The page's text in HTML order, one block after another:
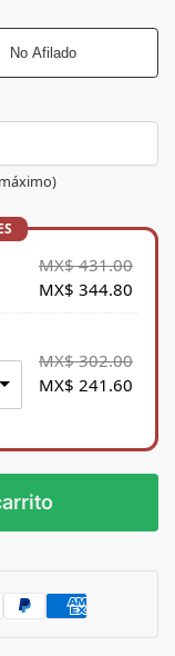
No Afilado
MX$431.00
MX$ 344.80
MX$302.00
MX$ 241.60